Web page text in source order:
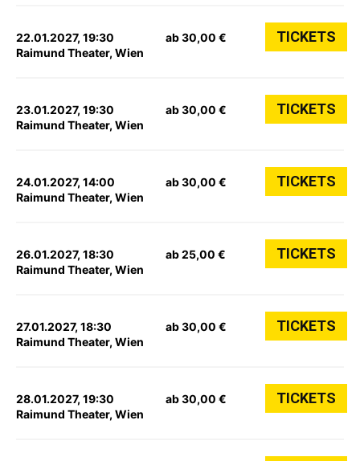
22.01.2027, 19:30
Raimund Theater, Wien
ab 30,00 € TICKETS
23.01.2027, 19:30
Raimund Theater, Wien
ab 30,00 € TICKETS
24.01.2027, 14:00
Raimund Theater, Wien
ab 30,00 € TICKETS
26.01.2027, 18:30
Raimund Theater, Wien
ab 25,00 € TICKETS
27.01.2027, 18:30
Raimund Theater, Wien
ab 30,00 € TICKETS
28.01.2027, 19:30
Raimund Theater, Wien
ab 30,00 € TICKETS